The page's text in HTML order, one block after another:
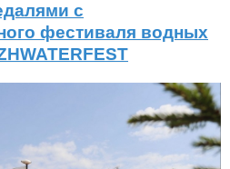
с
фестиваля водных